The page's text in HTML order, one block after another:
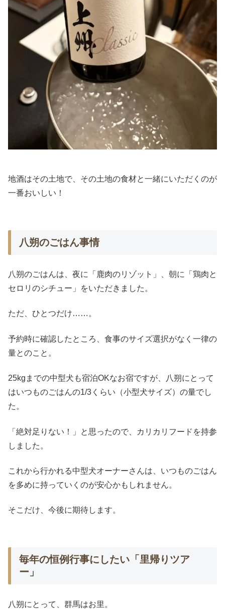
地酒はその土地で、その土地の食材と一緒にいただくのが
一番おいしい！
八朔のごはん事情
八朔のごはんは、夜に「鹿肉のリゾット」、朝に「鶏肉と
セロリのシチュー」をいただきました。
ただ、ひとつだけ……。
予約時に確認したところ、食事のサイズ選択がなく一律の
量とのこと。
25kgまでの中型犬も宿泊OKなお宿ですが、八朔にとって
はいつものごはんの1/3くらい（小型犬サイズ）の量でし
た。
「絶対足りない！」と思ったので、カリカリフードを持参
しました。
これから行かれる中型犬オーナーさんは、いつものごはん
を多めに持っていくのが安心かもしれません。
そこだけ、今後に期待します。
毎年の恒例行事にしたい「里帰りツア
ー」
八朔にとって、群馬はお里。